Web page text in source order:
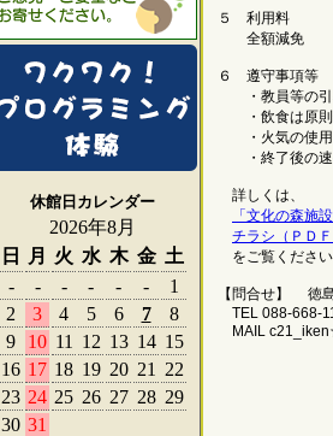
５ 利用料
全額減免
６ 遵守事項等
・教員等の引
・飲食は原則
・火気の使用
・終了後の速
詳しくは、
「文化の森施
チラシ（ＰＤＦ
をご覧ください
【問合せ】 徳
TEL 088-668-
MAIL
休館日カレンダー
2026年8月
日
月 火 水 木 金 土
-
- - - - -
1
2
3 4 5 6 7
8
9
10 11 12 13 14 15
16 17 18 19 20 21
22
23 24 25 26 27 28 29
30 31